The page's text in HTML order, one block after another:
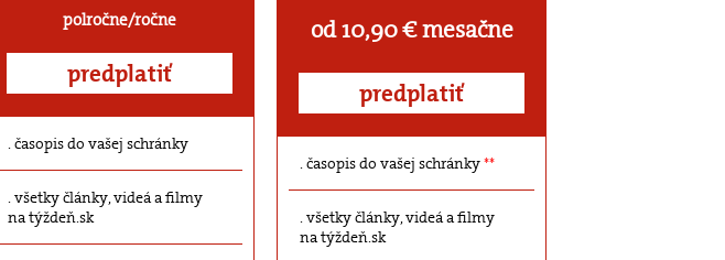
polročne/ročne
predplatiť
časopis do vašej schránky
všetky články, videá a filmy
na týždeň.sk
od 10,90 € mesačne
predplatiť
časopis do vašej schránky**
všetky články, videá a filmy
na týždeň.sk